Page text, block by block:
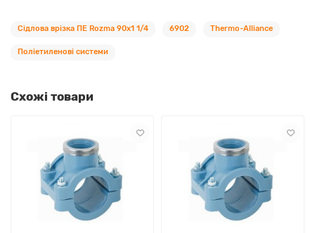
Сідлова врізка ПЕ Rozma 90х1 1/4 6902 Thermo-Alliance
Поліетиленові системи
Схожі товари